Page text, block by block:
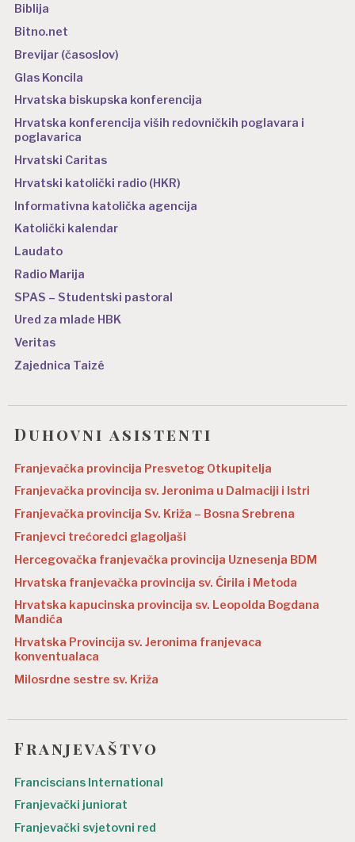
Biblija
Bitno.net
Brevijar (časoslov)
Glas Koncila
Hrvatska biskupska konferencija
Hrvatska konferencija viših redovničkih poglavara i
poglavarica
Hrvatski Caritas
Hrvatski katolički radio (HKR)
Informativna katolička agencija
Katolički kalendar
Laudato
Radio Marija
SPAS – Studentski pastoral
Ured za mlade HBK
Veritas
Zajednica Taizé
Duhovni asistenti
Franjevačka provincija Presvetog Otkupitelja
Franjevačka provincija sv. Jeronima u Dalmaciji i Istri
Franjevačka provincija Sv. Križa – Bosna Srebrena
Franjevci trećoredci glagoljaši
Hercegovačka franjevačka provincija Uznesenja BDM
Hrvatska franjevačka provincija sv. Ćirila i Metoda
Hrvatska kapucinska provincija sv. Leopolda Bogdana
Mandića
Hrvatska Provincija sv. Jeronima franjevaca
konventualaca
Milosrdne sestre sv. Križa
Franjevaštvo
Franciscians International
Franjevački juniorat
Franjevački svjetovni red